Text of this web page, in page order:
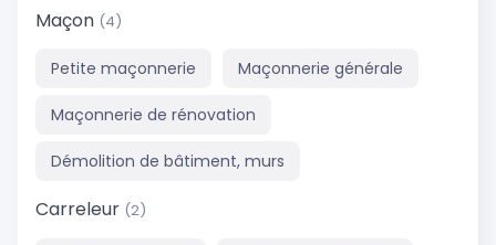
Maçon (4)
Petite maçonnerie Maçonnerie générale
Maçonnerie de rénovation
Démolition de bâtiment, murs
Carreleur (2)